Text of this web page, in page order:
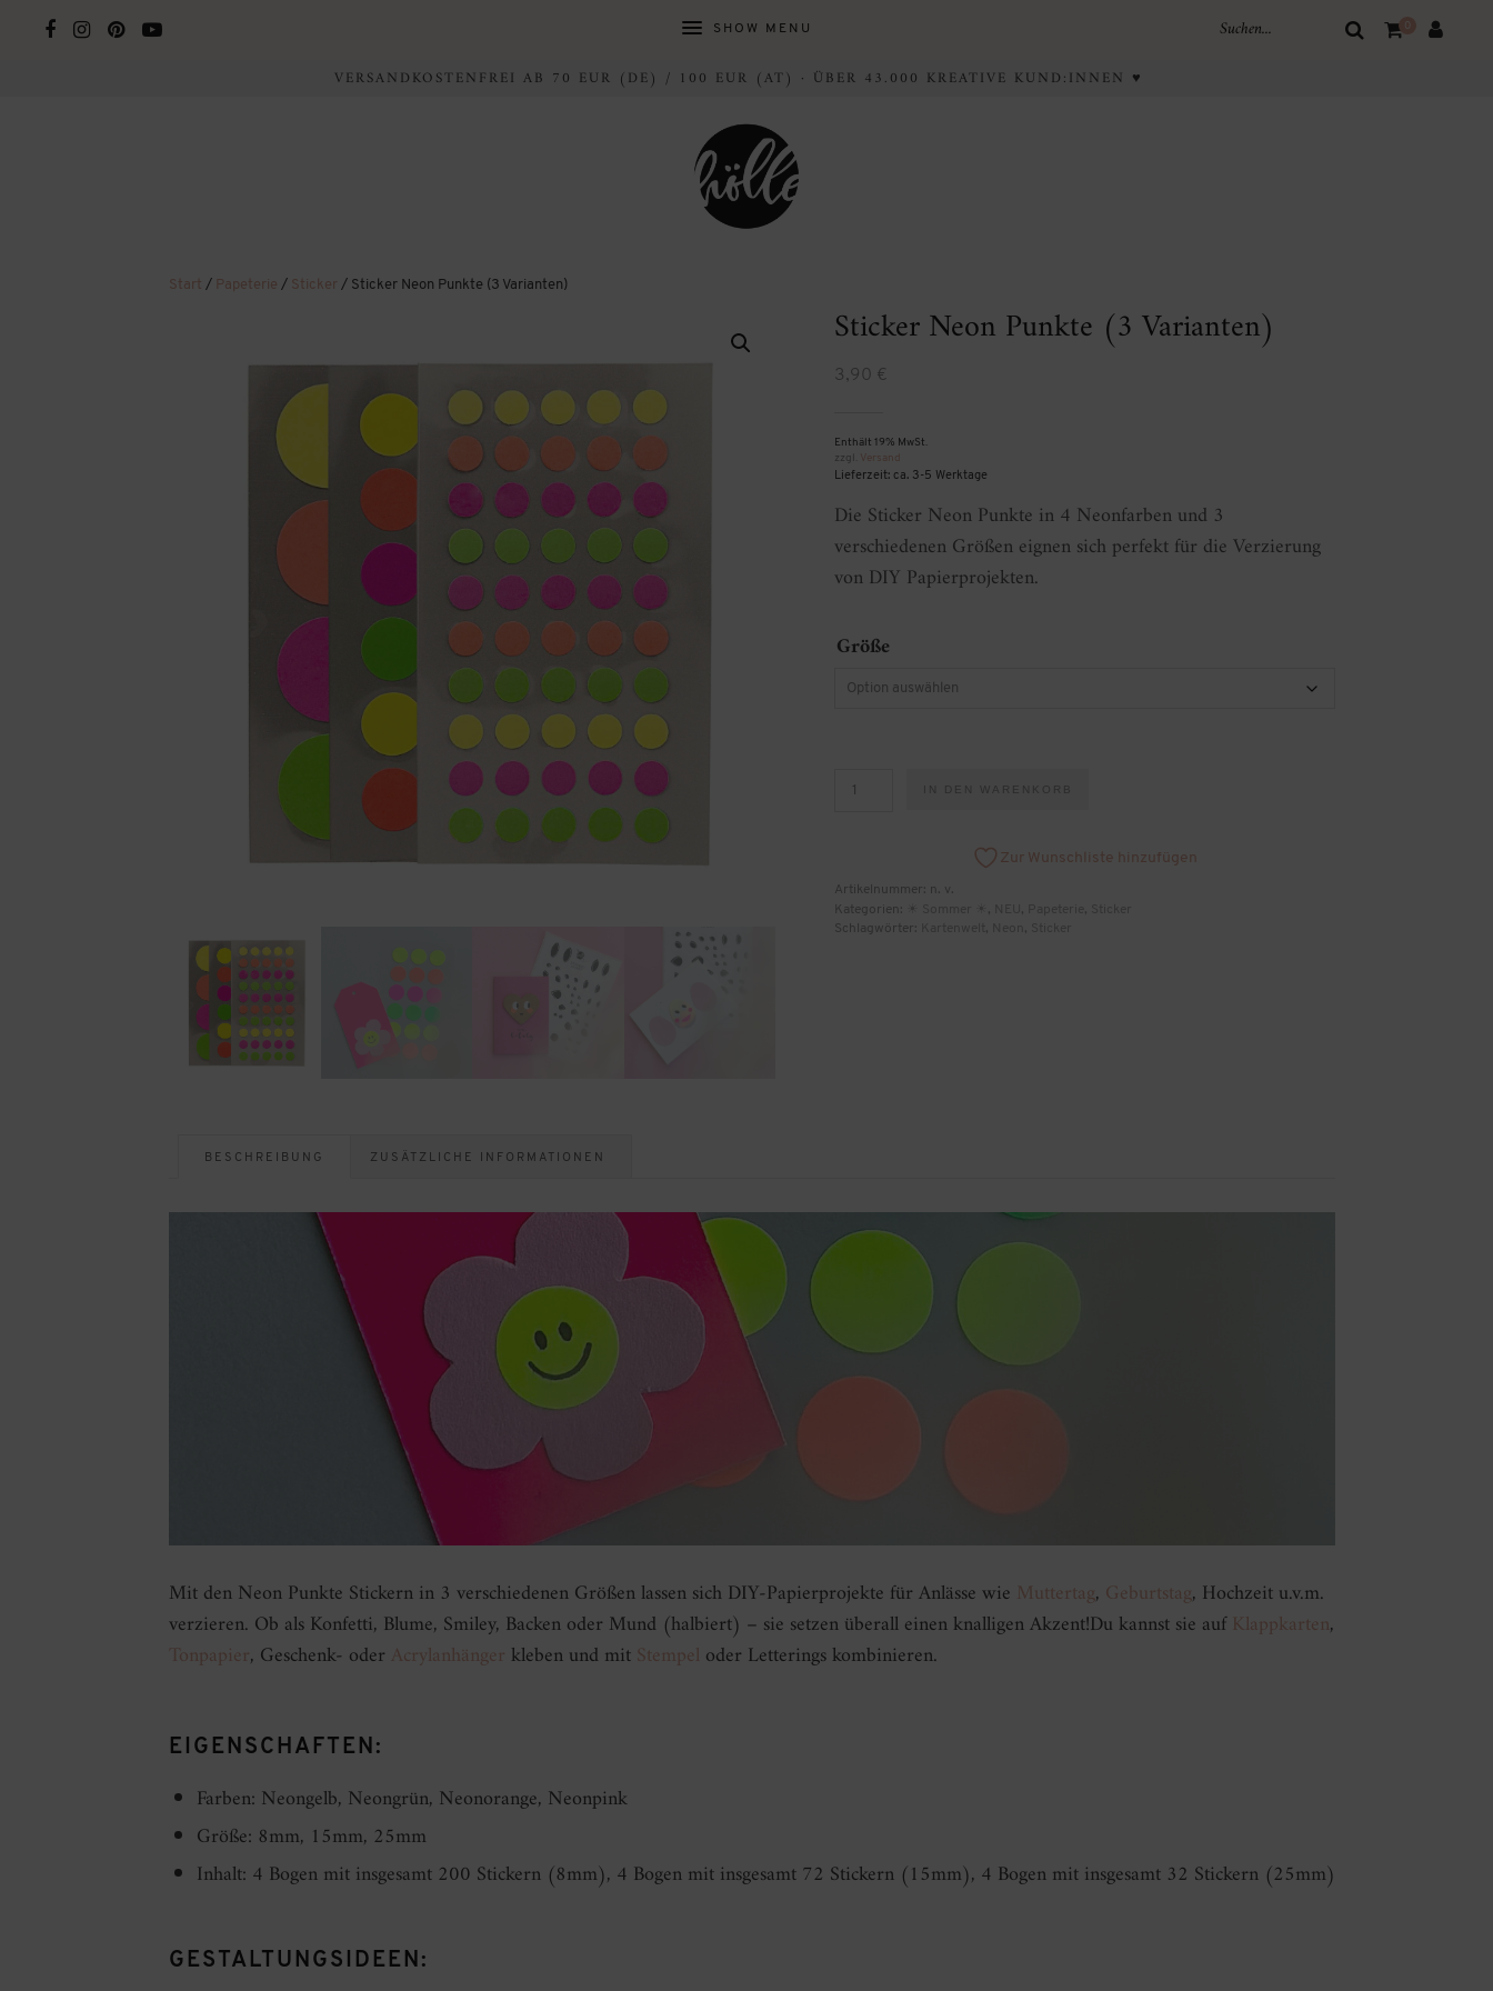
SHOW MENU 0
VERSANDKOSTENFREI AB 70 EUR (DE) / 100 EUR (AT) · ÜBER 43.000 KREATIVE KUND:INNEN ♥
Start / Papeterie / Sticker / Sticker Neon Punkte (3 Varianten)
Sticker Neon Punkte (3 Varianten)
3,90 €
Enthält 19% MwSt.
zzgl.
Versand
Lieferzeit: ca. 3-5 Werktage
Die Sticker Neon Punkte in 4 Neonfarben und 3
verschiedenen Größen eignen sich perfekt für die Verzierung
von DIY Papierprojekten.
Größe
Neon
IN DEN WARENKORB
Zur Wunschliste hinzufügen
Artikelnummer: n. v.
Kategorien:
, , ,
Schlagwörter:
, ,
BESCHREIBUNG ZUSÄTZLICHE INFORMATIONEN
Mit den Neon Punkte Stickern in 3 verschiedenen Größen lassen sich DIY-Papierprojekte für Anlässe wie Muttertag, Geburtstag, Hochzeit u.v.m.
verzieren. Ob als Konfetti, Blume, Smiley, Backen oder Mund (halbiert) – sie setzen überall einen knalligen Akzent!Du kannst sie aufKlappkarten,
Tonpapier, Geschenk- oder Acrylanhänger kleben und mitStempel oder Letterings kombinieren.
EIGENSCHAFTEN:
Farben: Neongelb, Neongrün, Neonorange, Neonpink
Größe: 8mm, 15mm, 25mm
Inhalt: 4 Bogen mit insgesamt 200 Stickern (8mm), 4 Bogen mit insgesamt 72 Stickern (15mm), 4 Bogen mit insgesamt 32 Stickern (25mm)
GESTALTUNGSIDEEN: